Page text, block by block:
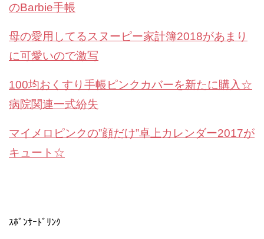
のBarbie手帳
母の愛用してるスヌーピー家計簿2018があまり
に可愛いので激写
100均おくすり手帳ピンクカバーを新たに購入☆
病院関連一式紛失
マイメロピンクの”顔だけ”卓上カレンダー2017が
キュート☆
ｽﾎﾟﾝｻｰﾄﾞﾘﾝｸ